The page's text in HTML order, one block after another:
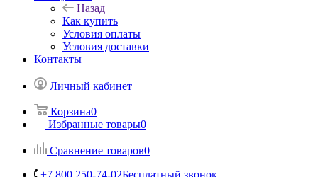
Назад
Как купить
Условия оплаты
Условия доставки
Контакты
Личный кабинет
Корзина0
Избранные товары0
Сравнение товаров0
+7 800 250-74-02Бесплатный звонок